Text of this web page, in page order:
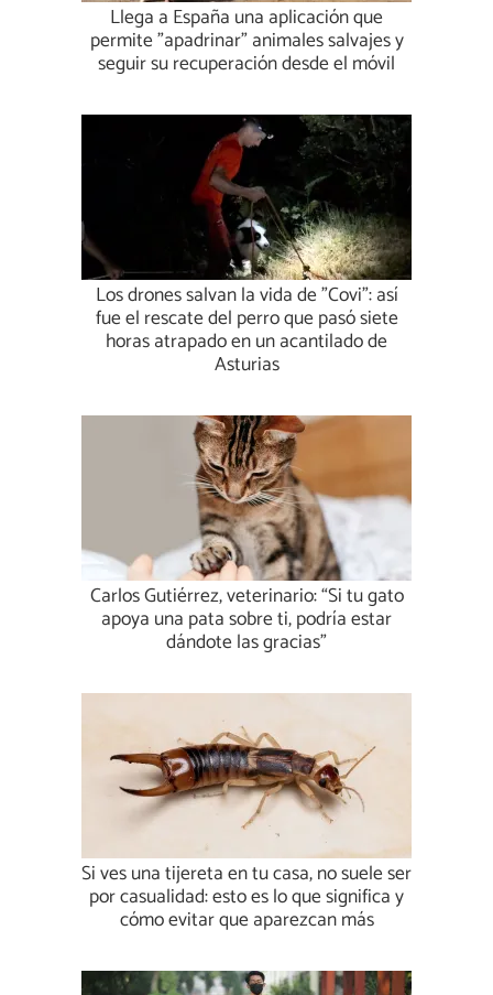
Llega a España una aplicación que
permite "apadrinar" animales salvajes y
seguir su recuperación desde el móvil
Los drones salvan la vida de "Covi": así
fue el rescate del perro que pasó siete
horas atrapado en un acantilado de
Asturias
Carlos Gutiérrez, veterinario: “Si tu gato
apoya una pata sobre ti, podría estar
dándote las gracias”
Si ves una tijereta en tu casa, no suele ser
por casualidad: esto es lo que significa y
cómo evitar que aparezcan más